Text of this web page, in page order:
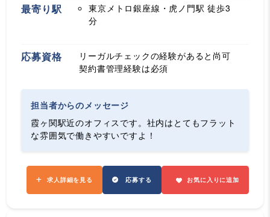
最寄り駅 東京メトロ銀座線・虎ノ門駅 徒歩3
分
応募資格
リーガルチェックの経験があると尚可
契約書管理経験は必須
担当者からのメッセージ
霞ヶ関駅近のオフィスです。社内はとてもフラット
な雰囲気で働きやすいですよ！
求人詳細を見る 応募する お気に入りに追加